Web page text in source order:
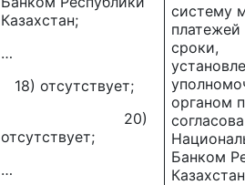
Казахстан;
…
18) отсутствует;
20)
отсутствует;
…
систему
сроки,
органом
Банком